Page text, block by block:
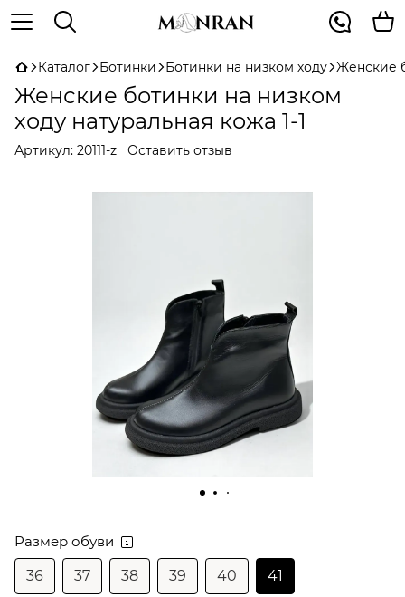
Каталог Ботинки Ботинки на низком ходу Женские
Женские ботинки на низком
ходу натуральная кожа 1-1
Артикул: 20111-z Оставить отзыв
Размер обуви
36
37 38 39 40 41